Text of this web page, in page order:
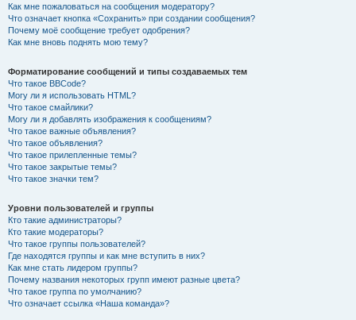
Как мне пожаловаться на сообщения модератору?
Что означает кнопка «Сохранить» при создании сообщения?
Почему моё сообщение требует одобрения?
Как мне вновь поднять мою тему?
Форматирование сообщений и типы создаваемых тем
Что такое BBCode?
Могу ли я использовать HTML?
Что такое смайлики?
Могу ли я добавлять изображения к сообщениям?
Что такое важные объявления?
Что такое объявления?
Что такое прилепленные темы?
Что такое закрытые темы?
Что такое значки тем?
Уровни пользователей и группы
Кто такие администраторы?
Кто такие модераторы?
Что такое группы пользователей?
Где находятся группы и как мне вступить в них?
Как мне стать лидером группы?
Почему названия некоторых групп имеют разные цвета?
Что такое группа по умолчанию?
Что означает ссылка «Наша команда»?